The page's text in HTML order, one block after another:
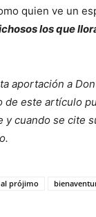
quien ve un
los que
aportación a
de este artículo
y cuando se cite
prójimo